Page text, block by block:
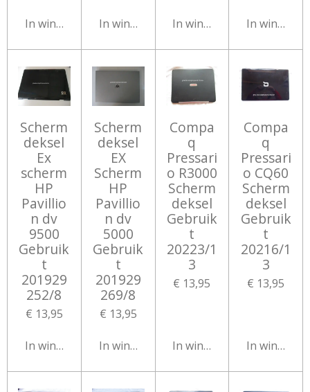
In winkelwagenIn winkelwagenIn winkelwagen
In
Scherm
deksel
Ex
scherm
HP
Pavillio
n dv
9500
Gebruik
t
201929
252/8
€ 13,95
In winkelwagen
Scherm
deksel
EX
Scherm
HP
Pavillio
n dv
5000
Gebruik
t
201929
269/8
€ 13,95
In winkelwagen
Compa
q
Pressari
o R3000
Scherm
deksel
Gebruik
t
20223/1
3
€ 13,95
In winkelwagen
Compa
q
Pressari
o CQ60
Scherm
deksel
Gebruik
t
20216/1
3
€ 13,95
In